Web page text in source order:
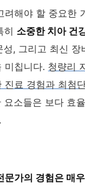
려해야 할 중요한
히 소중한 치아 건
성, 그리고 최신 장
미칩니다. 청량리
진료 경험과 최첨
요소들은 보다 효
문가의 경험은 매